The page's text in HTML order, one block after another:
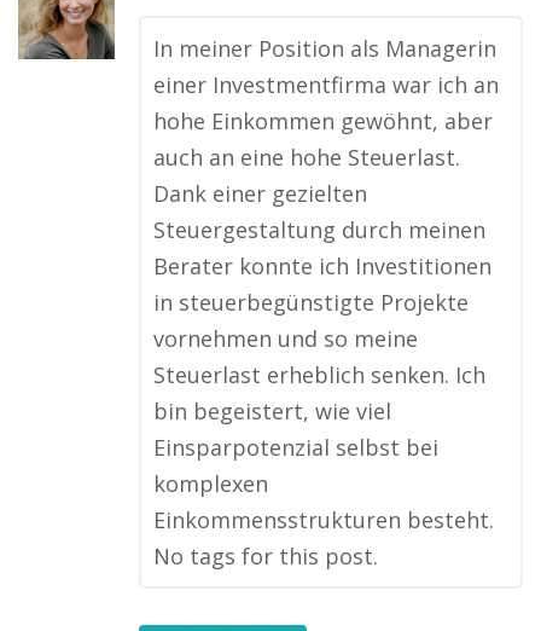
In meiner Position als Managerin
einer Investmentfirma war ich an
hohe Einkommen gewöhnt, aber
auch an eine hohe Steuerlast.
Dank einer gezielten
Steuergestaltung durch meinen
Berater konnte ich Investitionen
in steuerbegünstigte Projekte
vornehmen und so meine
Steuerlast erheblich senken. Ich
bin begeistert, wie viel
Einsparpotenzial selbst bei
komplexen
Einkommensstrukturen besteht.
No tags for this post.